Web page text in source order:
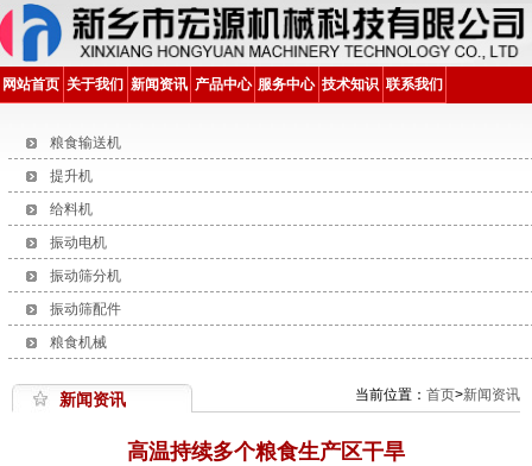
网站首页 关于我们 新闻资讯 产品中心 服务中心 技术知识 联系我们
粮食输送机
提升机
给料机
振动电机
振动筛分机
振动筛配件
粮食机械
新闻资讯 当前位置： 首页>新闻资讯
高温持续多个粮食生产区干旱